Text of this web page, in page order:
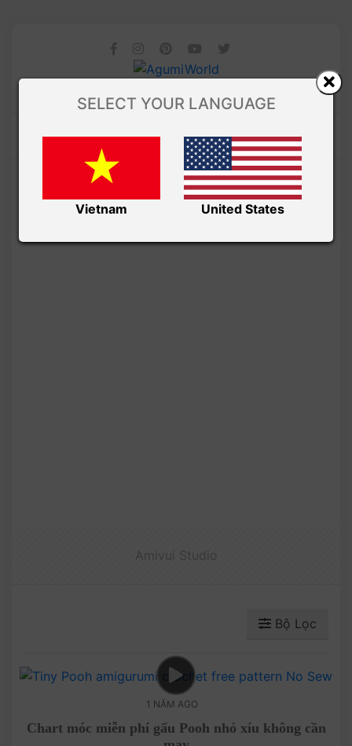
Bộ Lọc
1 NĂM AGO
Chart móc miễn phí gấu Pooh nhỏ xíu không cần
SELECT YOUR LANGUAGE
Vietnam United States